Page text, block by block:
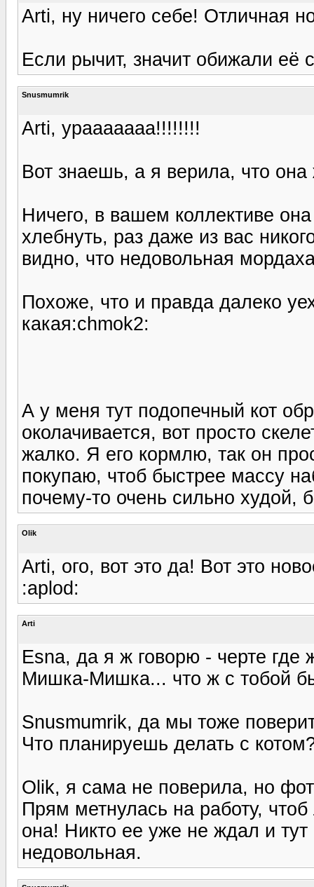
Arti, ну ничего себе! Отличная
Если рычит, значит обижали её
Snusmumrik
Arti, урааааааа!!!!!!!!
Вот знаешь, а я верила, что
Ничего, в вашем коллективе
хлебнуть, раз даже из вас
видно, что недовольная
Похоже, что и правда далеко
какая:chmok2:
А у меня тут подопечный кот
околачивается, вот просто
жалко. Я его кормлю, так он
покупаю, чтоб быстрее массу
почему-то очень сильно худой,
Olik
Arti, ого, вот это да! Вот это
:aplod:
Arti
Esna, да я ж говорю - черте где
Мишка-Мишка... что ж с тобой
Snusmumrik, да мы тоже
Что планируешь делать с
Olik, я сама не поверила, но
Прям метнулась на работу,
она! Никто ее уже не ждал и
недовольная.